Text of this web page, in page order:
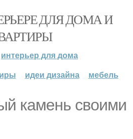
ДЛЯ ДОМА И
интерьер для дома
идеи дизайна мебель
камень своими